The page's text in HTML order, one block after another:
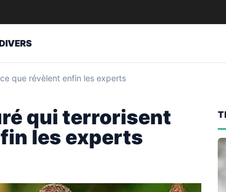
que révèlent enfin les experts
qui terrorisent
les experts